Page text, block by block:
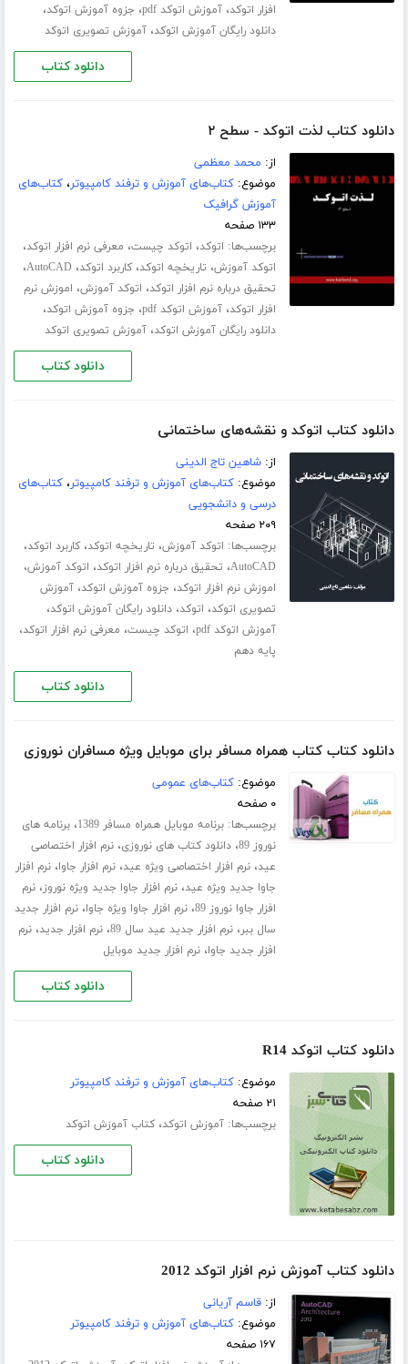
افزار اتوکد،آموزش اتوکد pdf ، جزوه آموزش اتوکد،
دانلود رایگان آموزش اتوکد،آموزش تصویری اتوکد
دانلود کتاب
دانلود کتاب لذت اتوکد - سطح ۲
از: محمد معظمی
موضوع:کتاب‌های آموزش و ترفند کامپیوتر،کتاب‌های
آموزش گرافیک
۱۳۳ صفحه
برچسب‌ها: اتوکد، اتوکد چیست، معرفی نرم افزار اتوکد،
اتوکد آموزش، تاریخچه اتوکد،کاربرد اتوکد، AutoCAD،
تحقیق درباره نرم افزار اتوکد، اتوکد آموزش، اموزش نرم
افزار اتوکد،آموزش اتوکد pdf ، جزوه آموزش اتوکد،
دانلود رایگان آموزش اتوکد،آموزش تصویری اتوکد
دانلود کتاب
دانلود کتاب اتوکد و نقشه‌های ساختمانی
از:شاهین تاج الدینی
موضوع:کتاب‌های آموزش و ترفند کامپیوتر،کتاب‌های
درسی و دانشجویی
۲۰۹ صفحه
برچسب‌ها: اتوکد آموزش، تاریخچه اتوکد،کاربرد اتوکد،
AutoCAD، تحقیق درباره نرم افزار اتوکد، اتوکد آموزش،
اموزش نرم افزار اتوکد، جزوه آموزش اتوکد،آموزش
تصویری اتوکد، اتوکد،دانلود رایگان آموزش اتوکد،
آموزش اتوکد pdf ، اتوکد چیست، معرفی نرم افزار اتوکد،
پایه دهم
دانلود کتاب
دانلود کتاب کتاب همراه مسافر برای موبایل ویژه مسافران نوروزی
موضوع:کتاب‌های عمومی
۰ صفحه
برچسب‌ها:برنامه موبایل همراه مسافر 1389 ،برنامه های
نوروز 89
،دانلود کتاب های نوروزی،نرم افزار اختصاصی
عید،نرم افزار اختصاصی ویژه عید،نرم افزار جاوا،نرم افزار
جاوا جدید ویژه عید،نرم افزار جاوا جدید ویژه نوروز،نرم
افزار جاوا نوروز 89
،نرم افزار جاوا ویژه جاوا،نرم افزار جدید
سال ببر،نرم افزار جدید عید سال 89 ،نرم افزار جدید،نرم
افزار جدید جاوا،نرم افزار جدید موبایل
دانلود کتاب
دانلود کتاب اتوکد R14
موضوع:کتاب‌های آموزش و ترفند کامپیوتر
۲۱ صفحه
برچسب‌ها:آموزش اتوکد،کتاب آموزش اتوکد
دانلود کتاب
دانلود کتاب آموزش نرم افزار اتوکد 2012
از:قاسم آریانی
موضوع:کتاب‌های آموزش و ترفند کامپیوتر
۱۶۷ صفحه